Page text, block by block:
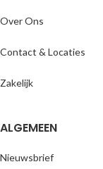
Over Ons
Contact & Locaties
Zakelijk
ALGEMEEN
Nieuwsbrief